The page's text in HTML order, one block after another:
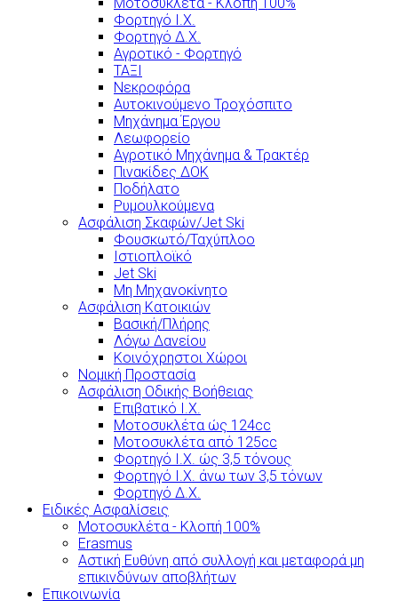
Φορτηγό Ι.Χ.
Φορτηγό Δ.Χ.
Αγροτικό - Φορτηγό
ΤΑΞΙ
Νεκροφόρα
Αυτοκινούμενο Τροχόσπιτο
Μηχάνημα Έργου
Λεωφορείο
Αγροτικό Μηχάνημα & Τρακτέρ
Πινακίδες ΔΟΚ
Ποδήλατο
Ρυμουλκούμενα
Ασφάλιση Σκαφών/Jet Ski
Φουσκωτό/Ταχύπλοο
Ιστιοπλοϊκό
Jet Ski
Μη Μηχανοκίνητο
Ασφάλιση Κατοικιών
Βασική/Πλήρης
Λόγω Δανείου
Κοινόχρηστοι Χώροι
Νομική Προστασία
Ασφάλιση Οδικής Βοήθειας
Επιβατικό Ι.Χ.
Μοτοσυκλέτα ώς 124cc
Μοτοσυκλέτα από 125cc
Φορτηγό Ι.Χ. ώς 3,5 τόνους
Φορτηγό Ι.Χ. άνω των 3,5 τόνων
Φορτηγό Δ.Χ.
Ειδικές Ασφαλίσεις
Μοτοσυκλέτα - Κλοπή 100%
Erasmus
Αστική Ευθύνη από συλλογή και μεταφορά μη
επικινδύνων αποβλήτων
Επικοινωνία